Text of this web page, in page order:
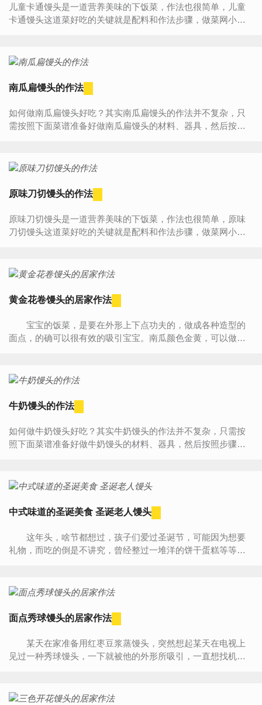
儿童卡通馒头是一道营养美味的下饭菜，作法也很简单，儿童
卡通馒头这道菜好吃的关键就是配料和作法步骤，做菜网小编
南瓜扁馒头的作法
如何做南瓜扁馒头好吃？其实南瓜扁馒头的作法并不复杂，只
需按照下面菜谱准备好做南瓜扁馒头的材料、器具，然后按照
原味刀切馒头的作法
原味刀切馒头是一道营养美味的下饭菜，作法也很简单，原味
刀切馒头这道菜好吃的关键就是配料和作法步骤，做菜网小编
黄金花卷馒头的居家作法
宝宝的饭菜，是要在外形上下点功夫的，做成各种造型的
面点，的确可以很有效的吸引宝宝。南瓜颜色金黄，可以做成
牛奶馒头的作法
如何做牛奶馒头好吃？其实牛奶馒头的作法并不复杂，只需按
照下面菜谱准备好做牛奶馒头的材料、器具，然后按照步骤一
中式味道的圣诞美食 圣诞老人馒头
这年头，啥节都想过，孩子们爱过圣诞节，可能因为想要
礼物，而吃的倒是不讲究，曾经整过一堆洋的饼干蛋糕等等，
面点秀球馒头的居家作法
某天在家准备用红枣豆浆蒸馒头，突然想起某天在电视上
见过一种秀球馒头，一下就被他的外形所吸引，一直想找机会